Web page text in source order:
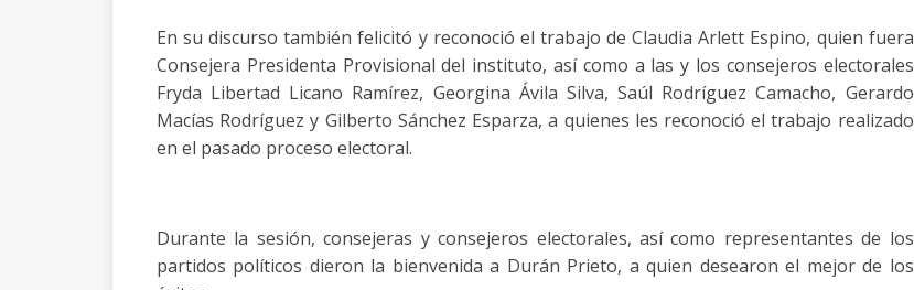
En su discurso también felicitó y reconoció el trabajo de Claudia Arlett Espino, quien fuera
Consejera Presidenta Provisional del instituto, así como a las y los consejeros electorales
Fryda Libertad Licano Ramírez, Georgina Ávila Silva, Saúl Rodríguez Camacho, Gerardo
Macías Rodríguez y Gilberto Sánchez Esparza, a quienes les reconoció el trabajo realizado
en el pasado proceso electoral.
Durante la sesión, consejeras y consejeros electorales, así como representantes de los
partidos políticos dieron la bienvenida a Durán Prieto, a quien desearon el mejor de los